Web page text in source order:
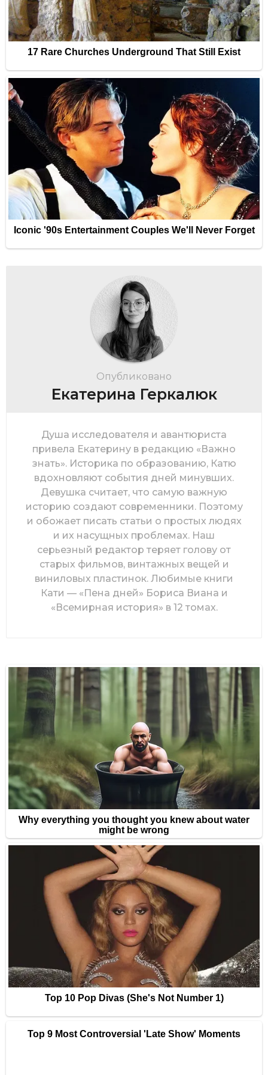
Опубликовано
Екатерина Геркалюк
Душа исследователя и авантюриста
привела Екатерину в редакцию «Важно
знать». Историка по образованию, Катю
вдохновляют события дней минувших.
Девушка считает, что самую важную
историю создают современники. Поэтому
и обожает писать статьи о простых людях
и их насущных проблемах. Наш
серьезный редактор теряет голову от
старых фильмов, винтажных вещей и
виниловых пластинок. Любимые книги
Кати — «Пена дней» Бориса Виана и
«Всемирная история» в 12 томах.